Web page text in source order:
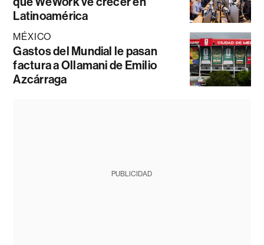
Latinoamérica
MÉXICO
Gastos del Mundial le pasan
factura a Ollamani de Emilio
Azcárraga
PUBLICIDAD